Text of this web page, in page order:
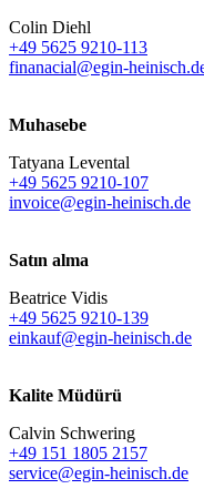
Colin Diehl
+49 5625 9210-113
finanacial@egin-
Muhasebe
Tatyana Levental
+49 5625 9210-107
invoice@egin-heinisch.de
Satın alma
Beatrice Vidis
+49 5625 9210-139
einkauf@egin-heinisch.de
Kalite Müdürü
Calvin Schwering
+49 151 1805 2157
service@egin-heinisch.de